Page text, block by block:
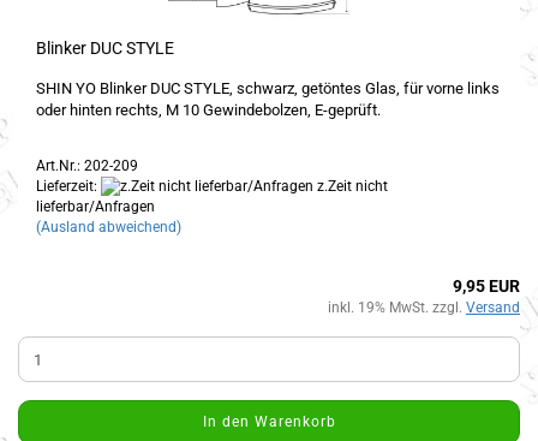
Blinker DUC STYLE
SHIN YO Blinker DUC STYLE, schwarz, getöntes Glas, für vorne links
oder hinten rechts, M 10 Gewindebolzen, E-geprüft.
Art.Nr.: 202-209
Lieferzeit:
z.Zeit nicht
lieferbar/Anfragen
(Ausland abweichend)
9,95 EUR
inkl. 19% MwSt. zzgl. Versand
In den Warenkorb